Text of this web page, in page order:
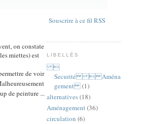
on constate
miettes) est
de voir
de peinture ...
Souscrire à ce fil RSS
LIBELLÉS

Securité  Aména
gement(1)
alternatives(18)
Aménagement(36)
circulation (6)